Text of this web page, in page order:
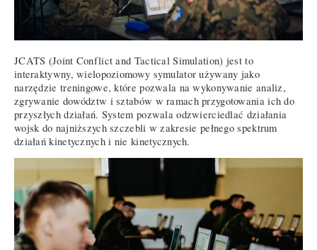
JCATS (Joint Conflict and Tactical Simulation) jest to
interaktywny, wielopoziomowy symulator używany jako
narzędzie treningowe, które pozwala na wykonywanie analiz,
zgrywanie dowództw i sztabów w ramach przygotowania ich do
przyszłych działań. System pozwala odzwierciedlać działania
wojsk do najniższych szczebli w zakresie pełnego spektrum
działań kinetycznych i nie kinetycznych.